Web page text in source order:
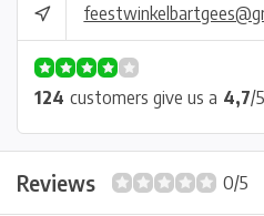
124 customers give us a 4,7/5
Reviews
0/5